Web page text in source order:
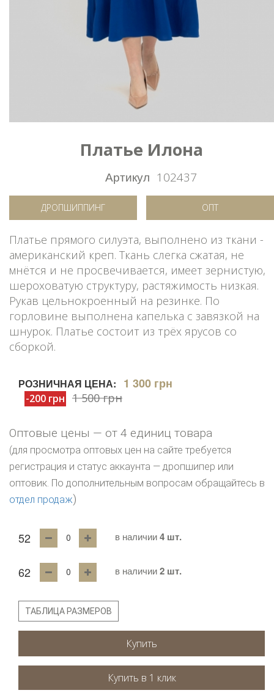
Платье Илона
Артикул 102437
ДРОПШИППИНГ ОПТ
Платье прямого силуэта, выполнено из ткани -
американский креп. Ткань слегка сжатая, не
мнётся и не просвечивается, имеет зернистую,
шероховатую структуру, растяжимость низкая.
Рукав цельнокроенный на резинке. По
горловине выполнена капелька с завязкой на
шнурок. Платье состоит из трёх ярусов со
сборкой.
РОЗНИЧНАЯ ЦЕНА: 1 300 грн
-200 грн 1 500 грн
Оптовые цены — от 4 единиц товара
(для просмотра оптовых цен на сайте требуется
регистрация и статус аккаунта — дропшипер или
оптовик. По дополнительным вопросам обращайтесь в
отдел продаж)
52 в наличии4 шт.
62 в наличии2 шт.
ТАБЛИЦА РАЗМЕРОВ
Купить